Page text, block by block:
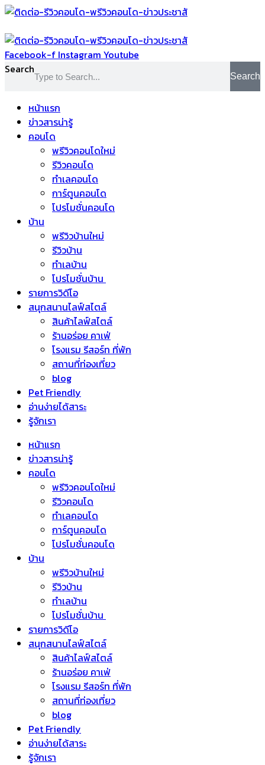
Skip
content
Facebook-f Instagram Youtube
Search
Search
หน้าแรก
ข่าวสารน่ารู้
คอนโด
พรีวิวคอนโดใหม่
รีวิวคอนโด
ทำเลคอนโด
การ์ตูนคอนโด
โปรโมชั่นคอนโด
บ้าน
พรีวิวบ้านใหม่
รีวิวบ้าน
ทำเลบ้าน
โปรโมชั่นบ้าน
รายการวิดีโอ
สนุกสนานไลฟ์สไตล์
สินค้าไลฟ์สไตล์
ร้านอร่อย คาเฟ่
โรงแรม รีสอร์ท ที่พัก
สถานที่ท่องเที่ยว
blog
Pet Friendly
อ่านง่ายได้สาระ
รู้จักเรา
หน้าแรก
ข่าวสารน่ารู้
คอนโด
พรีวิวคอนโดใหม่
รีวิวคอนโด
ทำเลคอนโด
การ์ตูนคอนโด
โปรโมชั่นคอนโด
บ้าน
พรีวิวบ้านใหม่
รีวิวบ้าน
ทำเลบ้าน
โปรโมชั่นบ้าน
รายการวิดีโอ
สนุกสนานไลฟ์สไตล์
สินค้าไลฟ์สไตล์
ร้านอร่อย คาเฟ่
โรงแรม รีสอร์ท ที่พัก
สถานที่ท่องเที่ยว
blog
Pet Friendly
อ่านง่ายได้สาระ
รู้จักเรา